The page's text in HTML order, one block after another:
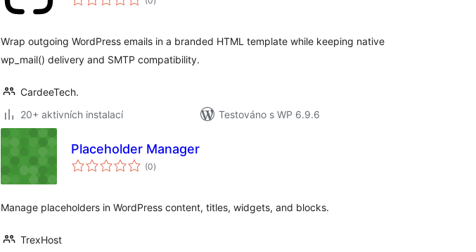
hodnocení
Wrap outgoing WordPress emails in a branded HTML template while keeping native
wp_mail() delivery and SMTP compatibility.
CardeeTech.
20+ aktivních instalací
Testováno s WP 6.9.6
Placeholder Manager
(0celkové
hodnocení
)
Manage placeholders in WordPress content, titles, widgets, and blocks.
TrexHost